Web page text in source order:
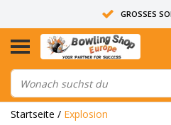
GROSSES
14 TAGE
ALLE
Startseite / Explosion